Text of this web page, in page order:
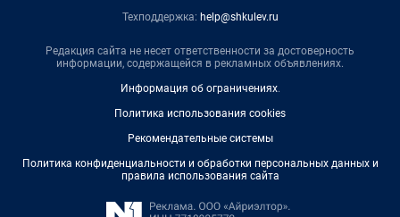
Техподдержка: help@shkulev.ru
Редакция сайта не несет ответственности за достоверность
информации, содержащейся в рекламных объявлениях.
Информация об ограничениях.
Политика использования cookies
Рекомендательные системы
Политика конфиденциальности и обработки персональных данных и
правила использования сайта